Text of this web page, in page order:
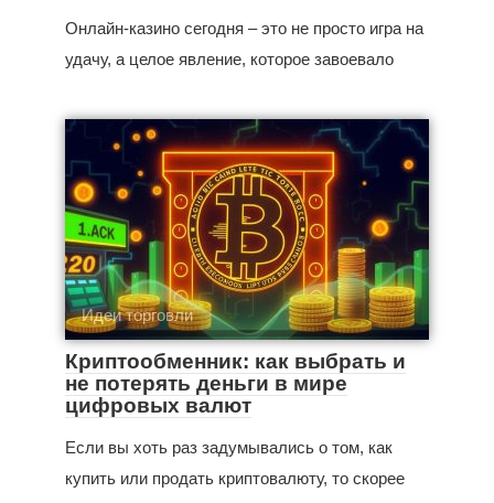
Онлайн-казино сегодня – это не просто игра на
удачу, а целое явление, которое завоевало
Идеи торговли
Криптообменник: как выбрать и
не потерять деньги в мире
цифровых валют
Если вы хоть раз задумывались о том, как
купить или продать криптовалюту, то скорее